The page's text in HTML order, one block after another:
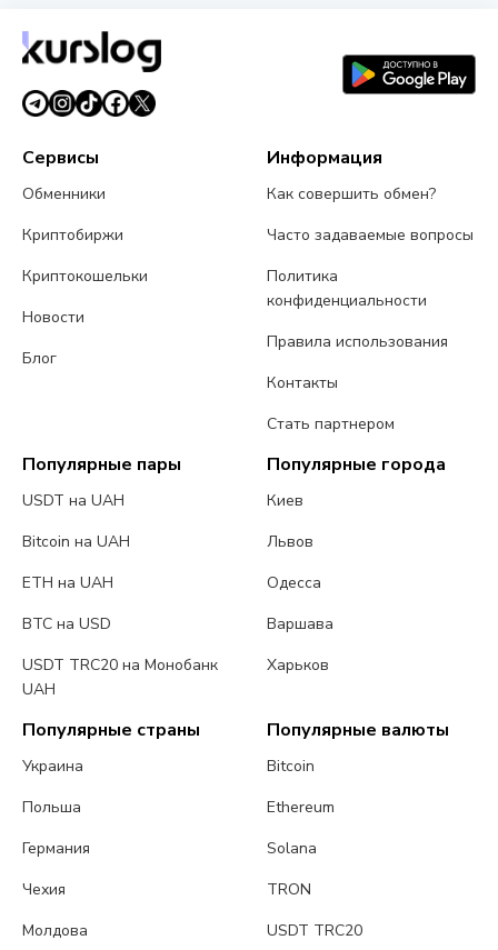
Сервисы
Обменники
Криптобиржи
Криптокошельки
Новости
Блог
Информация
Как совершить обмен?
Часто задаваемые вопросы
Политика
конфиденциальности
Правила использования
Контакты
Стать партнером
Популярные пары
USDT на UAH
Bitcoin на UAH
ETH на UAH
BTC на USD
USDT TRC20 на Монобанк
UAH
Популярные города
Киев
Львов
Одесса
Варшава
Харьков
Популярные страны
Украина
Польша
Германия
Чехия
Молдова
Популярные валюты
Bitcoin
Ethereum
Solana
TRON
USDT TRC20